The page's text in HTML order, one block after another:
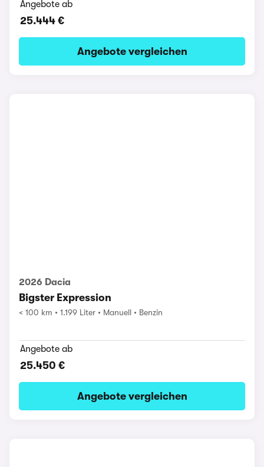
Angebote ab
25.444 €
Angebote vergleichen
2026 Dacia
Bigster Expression
< 100 km 1.199 Liter Manuell Benzin
Angebote ab
25.450 €
Angebote vergleichen